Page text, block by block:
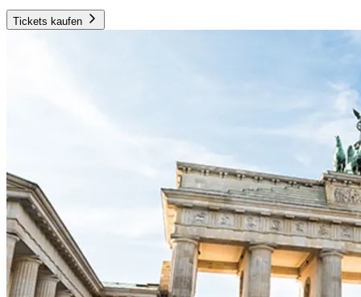
Tickets kaufen